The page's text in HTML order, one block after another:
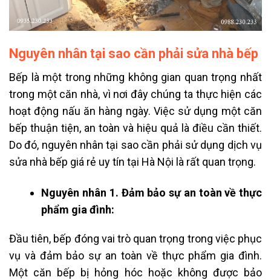
Nguyên nhân tại sao cần phải sửa nhà bếp
Bếp là một trong những không gian quan trọng nhất
trong một căn nhà, vì nơi đây chúng ta thực hiện các
hoạt động nấu ăn hàng ngày. Việc sử dụng một căn
bếp thuận tiện, an toàn và hiệu quả là điều cần thiết.
Do đó, nguyên nhân tại sao cần phải sử dụng dịch vụ
sửa nhà bếp giá rẻ uy tín tại Hà Nội là rất quan trọng.
Nguyên nhân 1. Đảm bảo sự an toàn về thực
phẩm gia đình:
Đầu tiên, bếp đóng vai trò quan trọng trong việc phục
vụ và đảm bảo sự an toàn về thực phẩm gia đình.
Một căn bếp bị hỏng hóc hoặc không được bảo